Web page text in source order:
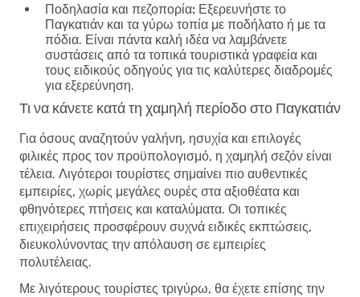
Ποδηλασία και πεζοπορία: Εξερευνήστε το
Παγκατιάν και τα γύρω τοπία με ποδήλατο ή με τα
πόδια. Είναι πάντα καλή ιδέα να λαμβάνετε
συστάσεις από τα τοπικά τουριστικά γραφεία και
τους ειδικούς οδηγούς για τις καλύτερες διαδρομές
για εξερεύνηση.
Τι να κάνετε κατά τη χαμηλή περίοδο στο Παγκατιάν
Για όσους αναζητούν γαλήνη, ησυχία και επιλογές
φιλικές προς τον προϋπολογισμό, η χαμηλή σεζόν είναι
τέλεια. Λιγότεροι τουρίστες σημαίνει πιο αυθεντικές
εμπειρίες, χωρίς μεγάλες ουρές στα αξιοθέατα και
φθηνότερες πτήσεις και καταλύματα. Οι τοπικές
επιχειρήσεις προσφέρουν συχνά ειδικές εκπτώσεις,
διευκολύνοντας την απόλαυση σε εμπειρίες
πολυτέλειας.
Με λιγότερους τουρίστες τριγύρω, θα έχετε επίσης την